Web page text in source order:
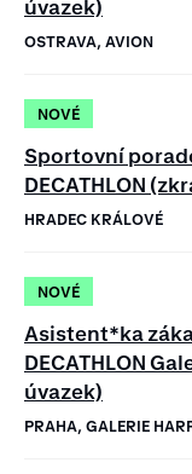
úvazek)
OSTRAVA, AVION
NOVÉ
Sportovní
DECATHLON
HRADEC KRÁLOVÉ
NOVÉ
Asistent*ka
DECATHLON
úvazek)
PRAHA, GALERIE